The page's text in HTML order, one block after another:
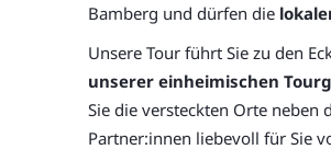
Bamberg und dürfen die
Unsere Tour führt Sie zu den
unserer einheimischen
Sie die versteckten Orte neben
Partner:innen liebevoll für Sie